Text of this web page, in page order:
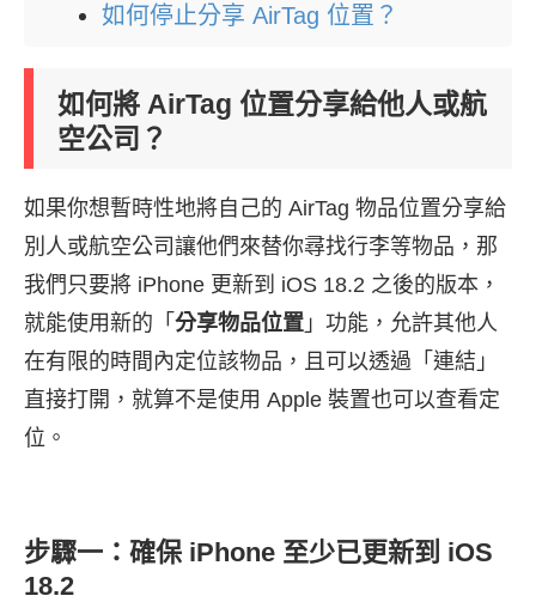
如何停止分享 AirTag 位置？
如何將 AirTag 位置分享給他人或航
空公司？
如果你想暫時性地將自己的 AirTag 物品位置分享給
別人或航空公司讓他們來替你尋找行李等物品，那
我們只要將 iPhone 更新到 iOS 18.2 之後的版本，
就能使用新的「 分享物品位置 」功能，允許其他人
在有限的時間內定位該物品，且可以透過「連結」
直接打開，就算不是使用 Apple 裝置也可以查看定
位。
步驟一：確保 iPhone 至少已更新到 iOS
18.2